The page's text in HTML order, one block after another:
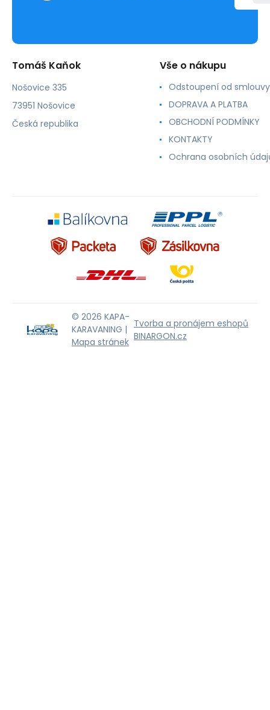
Tomáš Kaňok
Nošovice 335
73951 Nošovice
Česká republika
Vše o nákupu
Odstoupení od smlouvy
DOPRAVA A PLATBA
OBCHODNÍ PODMÍNKY
KONTAKTY
Ochrana osobních
© 2026 KAPA-
KARAVANING |
Mapa stránek
Tvorba a pronájem eshopů
BINARGON.cz